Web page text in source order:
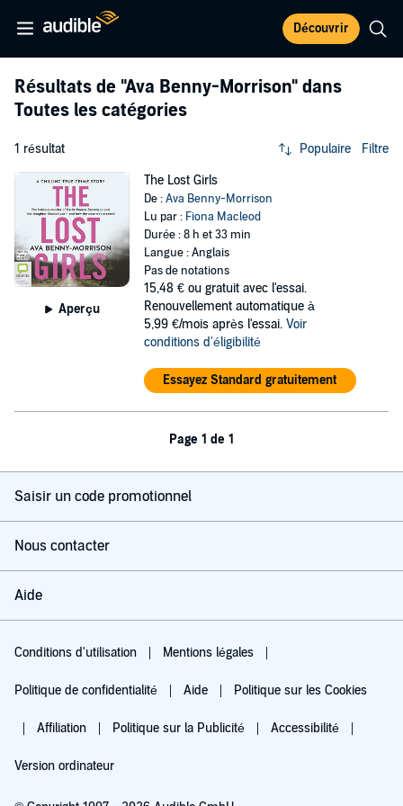
Découvrir
Résultats de "Ava Benny-Morrison" dans
Toutes les catégories
1 résultat Populaire Filtre
Aperçu
The Lost Girls
De :Ava Benny-Morrison
Lu par : Fiona Macleod
Durée : 8 h et 33 min
Langue : Anglais
Pas de notations
15,48 € ou gratuit avec l'essai.
Renouvellement automatique à
5,99 €/mois après l'essai. Voir
conditions d'éligibilité
Essayez Standard gratuitement
Page 1 de 1
Saisir un code promotionnel
Nous contacter
Aide
Conditions d'utilisation Mentions légales
Politique de confidentialité Aide Politique sur les Cookies
Affiliation Politique sur la Publicité Accessibilité
Version ordinateur